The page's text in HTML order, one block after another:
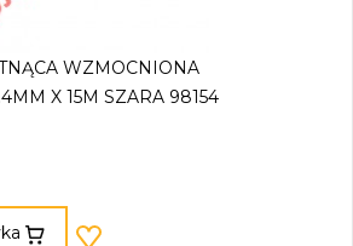
WZMOCNIONA
X 15M SZARA 98154